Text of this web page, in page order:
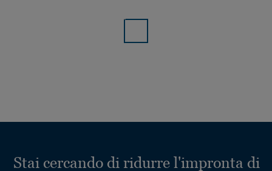
Stai cercando di ridurre l'impronta di